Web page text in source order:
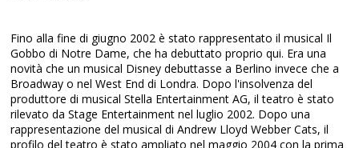
Fino alla fine di giugno 2002 è stato rappresentato il musical Il
Gobbo di Notre Dame, che ha debuttato proprio qui. Era una
novità che un musical Disney debuttasse a Berlino invece che a
Broadway o nel West End di Londra. Dopo l'insolvenza del
produttore di musical Stella Entertainment AG, il teatro è stato
rilevato da Stage Entertainment nel luglio 2002. Dopo una
rappresentazione del musical di Andrew Lloyd Webber Cats, il
profilo del teatro è stato ampliato nel maggio 2004 con la prima